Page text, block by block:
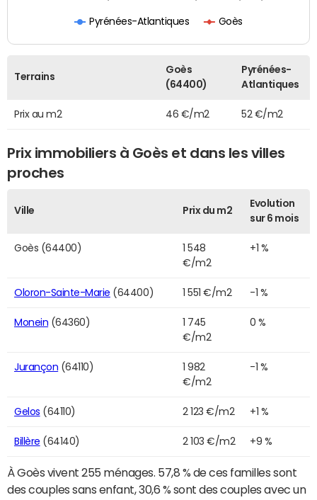
Pyrénées-Atlantiques Goès
Terrains
Goès
(64400)
Pyrénées-
Atlantiques
Prix au m2 46 €/m2 52 €/m2
Prix immobiliers à Goès et dans les villes
proches
Ville Prix du m2
Evolution
sur 6 mois
Goès (64400)
1 548
€/m2
+1 %
Oloron-Sainte-Marie (64400) 1 551 €/m2 -1 %
Monein (64360)
1 745
€/m2
0 %
Jurançon (64110)
1 982
€/m2
-1 %
Gelos (64110) 2 123 €/m2 +1 %
Billère (64140) 2 103 €/m2 +9 %
À Goès vivent 255 ménages. 57,8 % de ces familles sont
des couples sans enfant, 30,6 % sont des couples avec un